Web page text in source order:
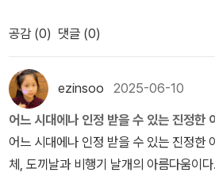
시한 주기율표는 신선함 그 이상이다. '
을 이해한다는 것이며, 물질을 이해하는
해하는 데 필요하다'고 했다. 레비의 관점
이다.나만의 주기율표를 작성하기 위해 바
있는 시간 중 많은 시간을 정작 보내는 밥
고 자꾸 다른 길만 '꿈'꾸는데 몽상
어가려면 이런 자세부터 고쳐야하는 게
일에 조금만 더 성실하게 임하면 어떨까.
공감 (0) 댓글 (0)
ezinsoo 2025-06-10
어느 시대에나 인정 받을 수 있는 진정한
어느 시대에나 인정 받을 수 있는 진정한
체, 도끼날과 비행기 날개의 아름다움이